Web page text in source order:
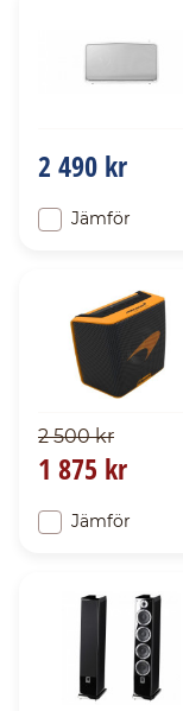
2 490 kr
Jämför
2 500 kr
1 875 kr
Jämför